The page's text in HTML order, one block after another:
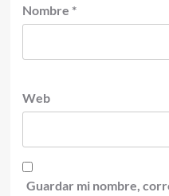
Nombre *
Web
Guardar mi nombre,